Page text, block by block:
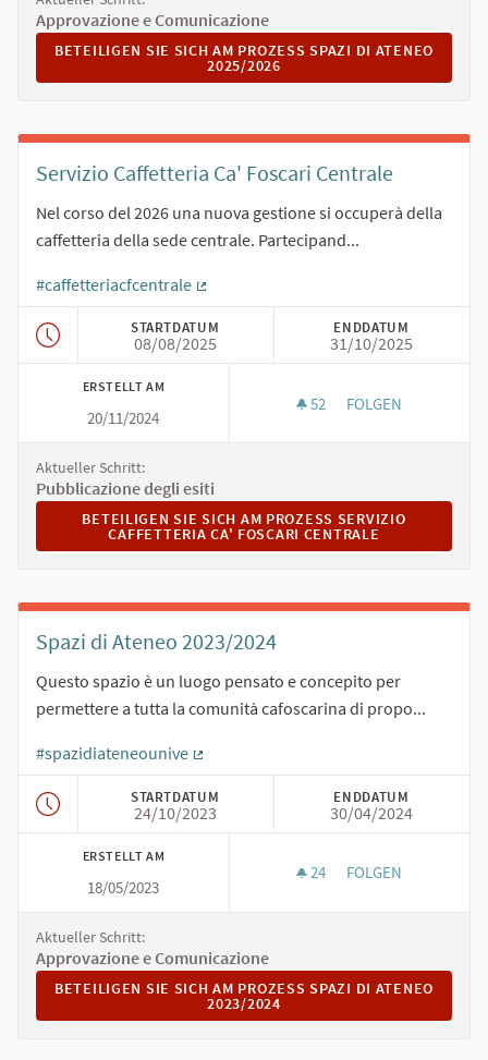
Approvazione e Comunicazione
BETEILIGEN SIE SICH AM PROZESS SPAZI DI ATENEO 2025/
BETEILIGEN SIE SICH AM PROZESS SPAZI DI ATENEO
2025/2026
Servizio Caffetteria Ca' Foscari Centrale
Nel corso del 2026 una nuova gestione si occuperà della
caffetteria della sede centrale. Partecipand...
#caffetteriacfcentrale
STARTDATUM
08/08/2025
ENDDATUM
31/10/2025
ERSTELLT AM
20/11/2024
52 52 FOLLOWER
FOLGEN
Aktueller Schritt:
Pubblicazione degli esiti
BETEILIGEN SIE SICH AM PROZESS SERVIZIO
BETEILIGEN SIE SICH AM PROZESS SERVIZIO
CAFFETTERIA CA' FOSCARI CENTRALE
Spazi di Ateneo 2023/2024
Questo spazio è un luogo pensato e concepito per
permettere a tutta la comunità cafoscarina di propo...
#spazidiateneounive
STARTDATUM
24/10/2023
ENDDATUM
30/04/2024
ERSTELLT AM
18/05/2023
24 24 FOLLOWER
FOLGEN
Aktueller Schritt:
Approvazione e Comunicazione
BETEILIGEN SIE SICH AM PROZESS SPAZI DI ATENEO 2023/
BETEILIGEN SIE SICH AM PROZESS SPAZI DI ATENEO
2023/2024